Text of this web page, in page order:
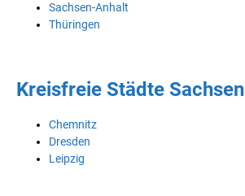
Sachsen-Anhalt
Thüringen
Kreisfreie Städte Sachsen
Chemnitz
Dresden
Leipzig